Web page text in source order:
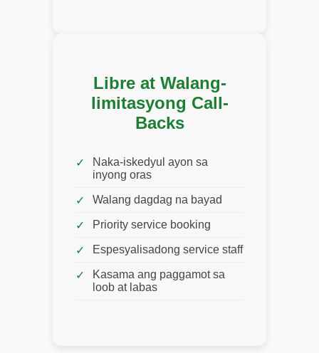
Libre at Walang-
limitasyong Call-
Backs
Naka-iskedyul ayon sa
inyong oras
Walang dagdag na bayad
Priority service booking
Espesyalisadong service staff
Kasama ang paggamot sa
loob at labas